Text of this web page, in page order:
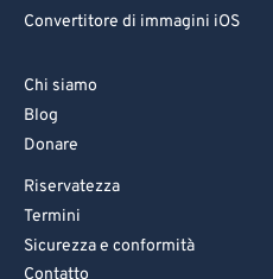
Convertitore di immagini iOS
Chi siamo
Blog
Donare
Riservatezza
Termini
Sicurezza e conformità
Contatto